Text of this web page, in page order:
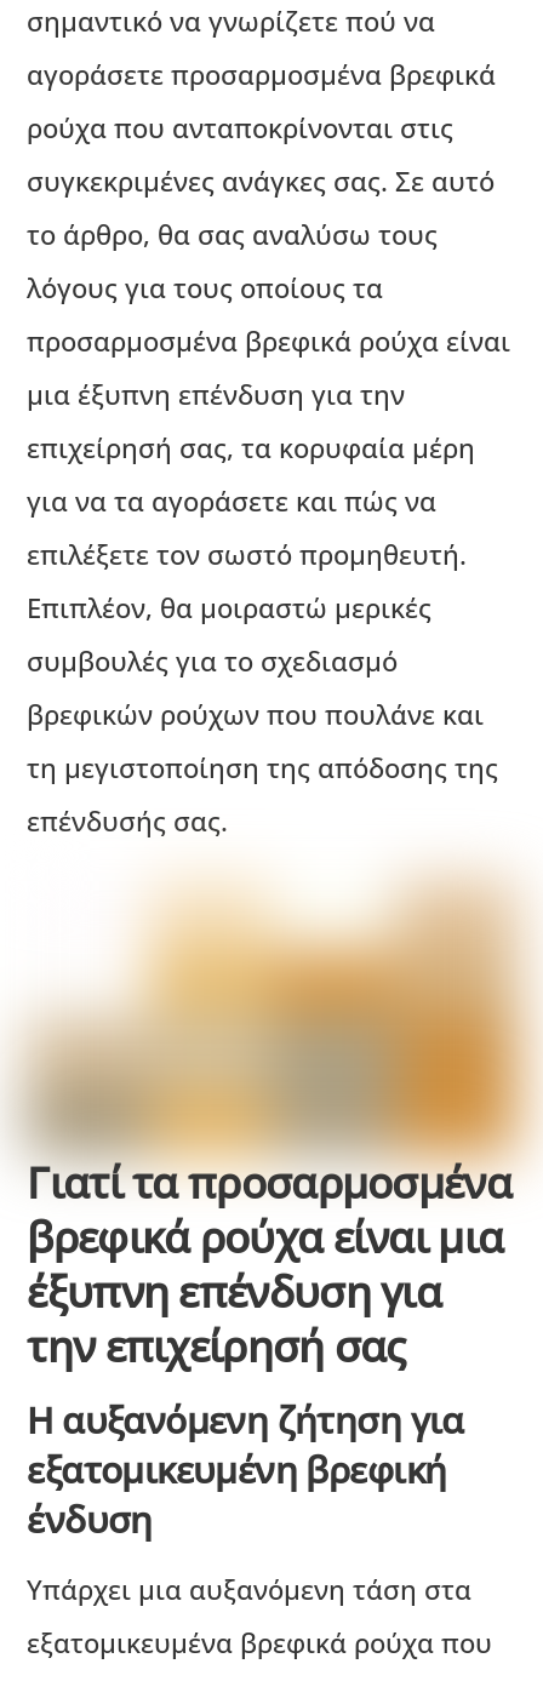
σημαντικό να γνωρίζετε πού να
αγοράσετε προσαρμοσμένα βρεφικά
ρούχα που ανταποκρίνονται στις
συγκεκριμένες ανάγκες σας. Σε αυτό
το άρθρο, θα σας αναλύσω τους
λόγους για τους οποίους τα
προσαρμοσμένα βρεφικά ρούχα είναι
μια έξυπνη επένδυση για την
επιχείρησή σας, τα κορυφαία μέρη
για να τα αγοράσετε και πώς να
επιλέξετε τον σωστό προμηθευτή.
Επιπλέον, θα μοιραστώ μερικές
συμβουλές για το σχεδιασμό
βρεφικών ρούχων που πουλάνε και
τη μεγιστοποίηση της απόδοσης της
επένδυσής σας.
Γιατί τα προσαρμοσμένα
βρεφικά ρούχα είναι μια
έξυπνη επένδυση για
την επιχείρησή σας
Η αυξανόμενη ζήτηση για
εξατομικευμένη βρεφική
ένδυση
Υπάρχει μια αυξανόμενη τάση στα
εξατομικευμένα βρεφικά ρούχα που